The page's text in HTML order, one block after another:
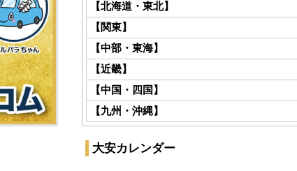
【北海道・東北】
【関東】
【中部・東海】
【近畿】
【中国・四国】
【九州・沖縄】
大安カレンダー